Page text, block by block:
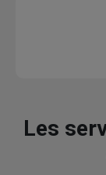
Les